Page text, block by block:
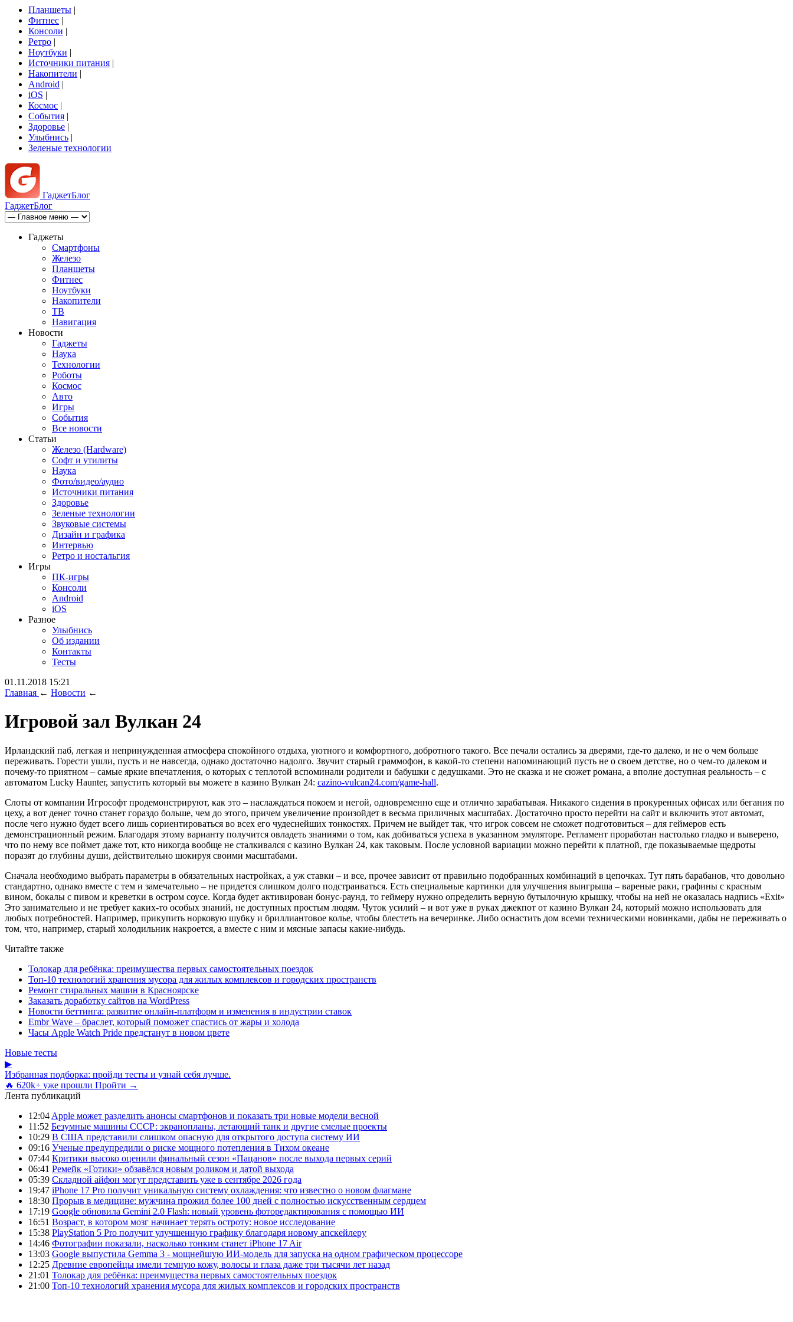
Планшеты |
Фитнес |
Консоли |
Ретро |
Ноутбуки |
Источники питания |
Накопители |
Android |
iOS |
Космос |
События |
Здоровье |
Улыбнись |
Зеленые технологии
ГаджетБлог
ГаджетБлог
Гаджеты
Смартфоны
Железо
Планшеты
Фитнес
Ноутбуки
Накопители
ТВ
Навигация
Новости
Гаджеты
Наука
Технологии
Роботы
Космос
Авто
Игры
События
Все новости
Статьи
Железо (Hardware)
Софт и утилиты
Наука
Фото/видео/аудио
Источники питания
Здоровье
Зеленые технологии
Звуковые системы
Дизайн и графика
Интервью
Ретро и ностальгия
Игры
ПК-игры
Консоли
Android
iOS
Разное
Улыбнись
Об издании
Контакты
Тесты
01.11.2018 15:21
Главная ← Новости ←
Игровой зал Вулкан 24
Ирландский паб, легкая и непринужденная атмосфера спокойного отдыха, уютного и комфортного, добротного такого. Все печали остались за дверями, где-то далеко, и не о чем больше
переживать. Горести ушли, пусть и не навсегда, однако достаточно надолго. Звучит старый граммофон, в какой-то степени напоминающий пусть не о своем детстве, но о чем-то далеком и
почему-то приятном – самые яркие впечатления, о которых с теплотой вспоминали родители и бабушки с дедушками. Это не сказка и не сюжет романа, а вполне доступная реальность – с
автоматом Lucky Haunter, запустить который вы можете в казино Вулкан 24: cazino-vulcan24.com/game-hall.
Слоты от компании Игрософт продемонстрируют, как это – наслаждаться покоем и негой, одновременно еще и отлично зарабатывая. Никакого сидения в прокуренных офисах или бегания по
цеху, а вот денег точно станет гораздо больше, чем до этого, причем увеличение произойдет в весьма приличных масштабах. Достаточно просто перейти на сайт и включить этот автомат,
после чего нужно будет всего лишь сориентироваться во всех его чудеснейших тонкостях. Причем не выйдет так, что игрок совсем не сможет подготовиться – для геймеров есть
демонстрационный режим. Благодаря этому варианту получится овладеть знаниями о том, как добиваться успеха в указанном эмуляторе. Регламент проработан настолько гладко и выверено,
что по нему все поймет даже тот, кто никогда вообще не сталкивался с казино Вулкан 24, как таковым. После условной вариации можно перейти к платной, где показываемые щедроты
поразят до глубины души, действительно шокируя своими масштабами.
Сначала необходимо выбрать параметры в обязательных настройках, а уж ставки – и все, прочее зависит от правильно подобранных комбинаций в цепочках. Тут пять барабанов, что довольно
стандартно, однако вместе с тем и замечательно – не придется слишком долго подстраиваться. Есть специальные картинки для улучшения выигрыша – вареные раки, графины с красным
вином, бокалы с пивом и креветки в остром соусе. Когда будет активирован бонус-раунд, то геймеру нужно определить верную бутылочную крышку, чтобы на ней не оказалась надпись «Exit»
Это занимательно и не требует каких-то особых знаний, не доступных простым людям. Чуток усилий – и вот уже в руках джекпот от казино Вулкан 24, который можно использовать для
любых потребностей. Например, прикупить норковую шубку и бриллиантовое колье, чтобы блестеть на вечеринке. Либо оснастить дом всеми техническими новинками, дабы не переживать о
том, что, например, старый холодильник накроется, а вместе с ним и мясные запасы какие-нибудь.
Читайте также
Толокар для ребёнка: преимущества первых самостоятельных поездок
Топ-10 технологий хранения мусора для жилых комплексов и городских пространств
Ремонт стиральных машин в Красноярске
Заказать доработку сайтов на WordPress
Новости беттинга: развитие онлайн-платформ и изменения в индустрии ставок
Embr Wave – браслет, который поможет спастись от жары и холода
Часы Apple Watch Pride предстанут в новом цвете
Новые тесты
▶
Избранная подборка: пройди тесты и узнай себя лучше.
🔥 620k+ уже прошли Пройти →
Лента публикаций
12:04 Apple может разделить анонсы смартфонов и показать три новые модели весной
11:52 Безумные машины СССР: экранопланы, летающий танк и другие смелые проекты
10:29 В США представили слишком опасную для открытого доступа систему ИИ
09:16 Ученые предупредили о риске мощного потепления в Тихом океане
07:44 Критики высоко оценили финальный сезон «Пацанов» после выхода первых серий
06:41 Ремейк «Готики» обзавёлся новым роликом и датой выхода
05:39 Складной айфон могут представить уже в сентябре 2026 года
19:47 iPhone 17 Pro получит уникальную систему охлаждения: что известно о новом флагмане
18:30 Прорыв в медицине: мужчина прожил более 100 дней с полностью искусственным сердцем
17:19 Google обновила Gemini 2.0 Flash: новый уровень фоторедактирования с помощью ИИ
16:51 Возраст, в котором мозг начинает терять остроту: новое исследование
15:38 PlayStation 5 Pro получит улучшенную графику благодаря новому апскейлеру
14:46 Фотографии показали, насколько тонким станет iPhone 17 Air
13:03 Google выпустила Gemma 3 - мощнейшую ИИ-модель для запуска на одном графическом процессоре
12:25 Древние европейцы имели темную кожу, волосы и глаза даже три тысячи лет назад
21:01 Толокар для ребёнка: преимущества первых самостоятельных поездок
21:00 Топ-10 технологий хранения мусора для жилых комплексов и городских пространств